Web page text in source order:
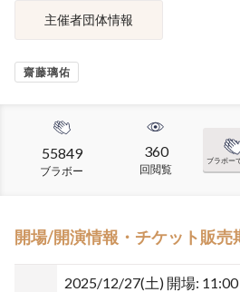
主催者団体情報
齋藤璃佑
55849
ブラボー
360
回閲覧
ブラボー
開場/開演情報・チケット販売
2025/12/27(土) 開場: